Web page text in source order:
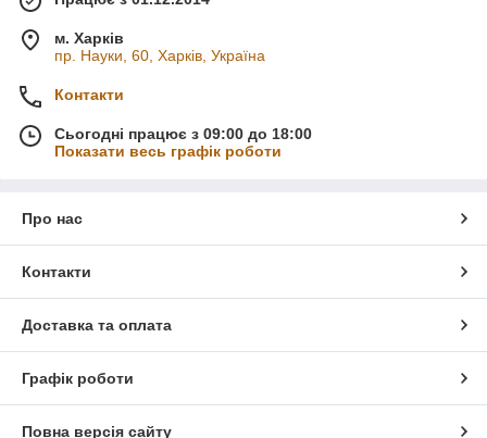
м. Харків
пр. Науки, 60, Харків, Україна
Контакти
Сьогодні працює з 09:00 до 18:00
Показати весь графік роботи
Про нас
Контакти
Доставка та оплата
Графік роботи
Повна версія сайту